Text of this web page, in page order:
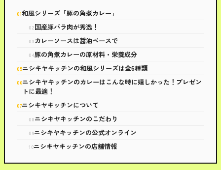
和風シリーズ「豚の角煮カレー」
国産豚バラ肉が秀逸！
カレーソースは醤油ベースで
豚の角煮カレーの原材料・栄養成分
ニシキヤキッチンの和風シリーズは全6種類
ニシキヤキッチンのカレーはこんな時に嬉しかった！プレゼン
トに最適！
ニシキヤキッチンについて
ニシキヤキッチンのこだわり
ニシキヤキッチンの公式オンライン
ニシキヤキッチンの店舗情報